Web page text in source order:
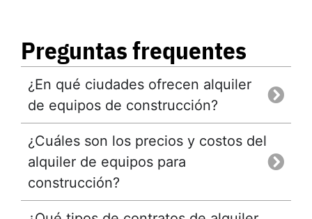
Preguntas frequentes
¿En qué ciudades ofrecen alquiler
de equipos de construcción?
¿Cuáles son los precios y costos del
alquiler de equipos para
construcción?